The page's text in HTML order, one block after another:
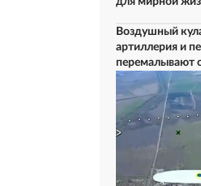
Воздушный
артиллерия и
перемалывают